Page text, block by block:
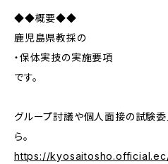
◆◆概要◆◆
鹿児島県教採の
・保体実技の実施要項
です。
グループ討議や個人面接の試験委
ら。
https://